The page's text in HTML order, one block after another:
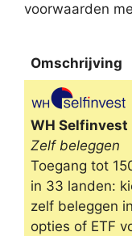
voorwaarden
Omschrijving
Omschrijving
WH Selfinvest
Zelf beleggen
Toegang tot
in 33 landen:
zelf beleggen
opties of ETF